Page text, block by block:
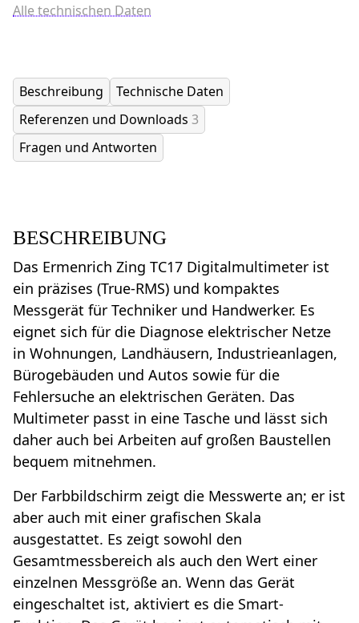
Alle technischen Daten
Beschreibung
Technische Daten
Referenzen und Downloads 3
Fragen und Antworten
BESCHREIBUNG
Das Ermenrich Zing TC17 Digitalmultimeter ist
ein präzises (True-RMS) und kompaktes
Messgerät für Techniker und Handwerker. Es
eignet sich für die Diagnose elektrischer Netze
in Wohnungen, Landhäusern, Industrieanlagen,
Bürogebäuden und Autos sowie für die
Fehlersuche an elektrischen Geräten. Das
Multimeter passt in eine Tasche und lässt sich
daher auch bei Arbeiten auf großen Baustellen
bequem mitnehmen.
Der Farbbildschirm zeigt die Messwerte an; er ist
aber auch mit einer grafischen Skala
ausgestattet. Es zeigt sowohl den
Gesamtmessbereich als auch den Wert einer
einzelnen Messgröße an. Wenn das Gerät
eingeschaltet ist, aktiviert es die Smart-